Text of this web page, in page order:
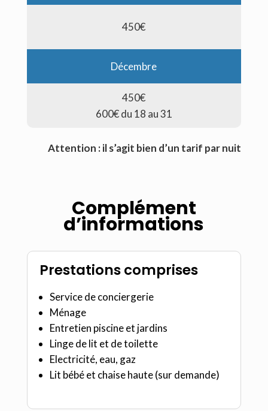
450€
Décembre
450€
600€ du 18 au 31
Attention : il s’agit bien d’un tarif par nuit
Complément
d’informations
Prestations comprises
Service de conciergerie
Ménage
Entretien piscine et jardins
Linge de lit et de toilette
Electricité, eau, gaz
Lit bébé et chaise haute (sur demande)